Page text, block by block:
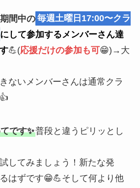
間中の 毎週土曜日17:00〜クラ
にして参加するメンバーさん達
💪(応援だけの参加も可😁)→大
ないメンバーさんは通常クラ
です✨普段と違うピリッとし
してみましょう！新たな発
はずです😁💪そして何より他